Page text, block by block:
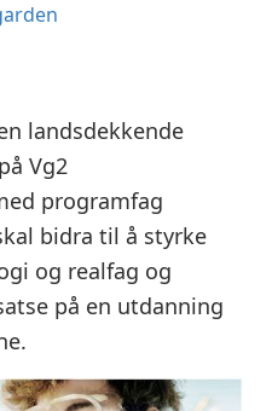
landsdekkende
Vg2
programfag
bidra til å styrke
og realfag og
på en utdanning